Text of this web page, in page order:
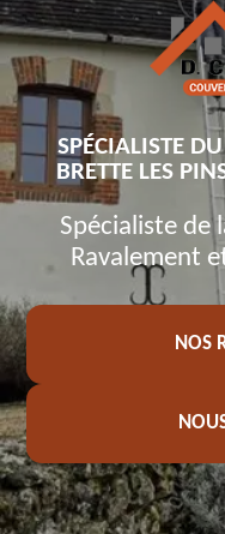
SPÉCIALISTE
BRETTE LES
Spécialiste de
Ravalement
NOS